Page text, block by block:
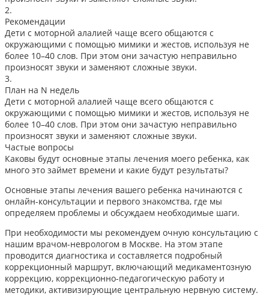
2.
Рекомендации
Дети с моторной алалией чаще всего общаются с
окружающими с помощью мимики и жестов, используя не
более 10–40 слов. При этом они зачастую неправильно
произносят звуки и заменяют сложные звуки.
3.
План на N недель
Дети с моторной алалией чаще всего общаются с
окружающими с помощью мимики и жестов, используя не
более 10–40 слов. При этом они зачастую неправильно
произносят звуки и заменяют сложные звуки.
Частые вопросы
Каковы будут основные этапы лечения моего ребенка, как
много это займет времени и какие будут результаты?
Основные этапы лечения вашего ребенка начинаются с
онлайн-консультации и первого знакомства, где мы
определяем проблемы и обсуждаем необходимые шаги.
При необходимости мы рекомендуем очную консультацию с
нашим врачом-неврологом в Москве. На этом этапе
проводится диагностика и составляется подробный
коррекционный маршрут, включающий медикаментозную
коррекцию, коррекционно-педагогическую работу и
методики, активизирующие центральную нервную систему.